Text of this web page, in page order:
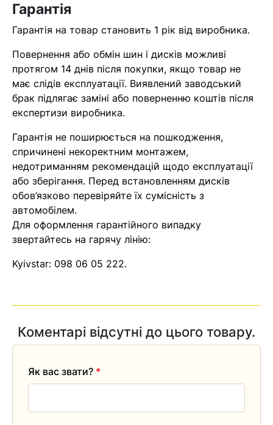
знайдена.
Гарантія
Гарантія на товар становить 1 рік від виробника.
Повернення або обмін шин і дисків можливі
протягом 14 днів після покупки, якщо товар не
має слідів експлуатації. Виявлений заводський
брак підлягає заміні або поверненню коштів після
експертизи виробника.
Гарантія не поширюється на пошкодження,
спричинені некоректним монтажем,
недотриманням рекомендацій щодо експлуатації
або зберігання. Перед встановленням дисків
обов’язково перевіряйте їх сумісність з
автомобілем.
Для оформлення гарантійного випадку
звертайтесь на гарячу лінію:
Kyivstar: 098 06 05 222.
Коментарі відсутні до цього товару.
Як вас звати? *